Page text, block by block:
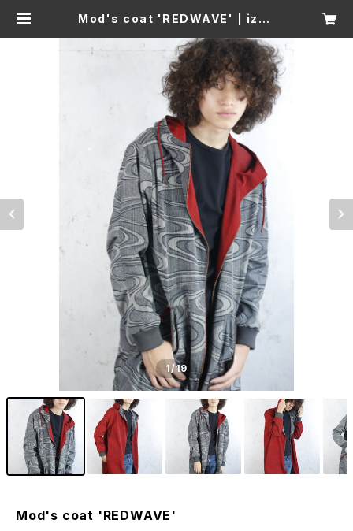
Mod's coat 'REDWAVE' | izha
1/19
Mod's coat 'REDWAVE'